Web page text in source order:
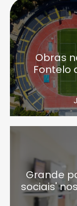
Obras
Fontelo
Grande
sociais'